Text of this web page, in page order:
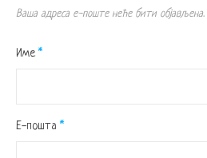
Ваша адреса е-поште неће бити објављена.
Име *
Е-пошта *